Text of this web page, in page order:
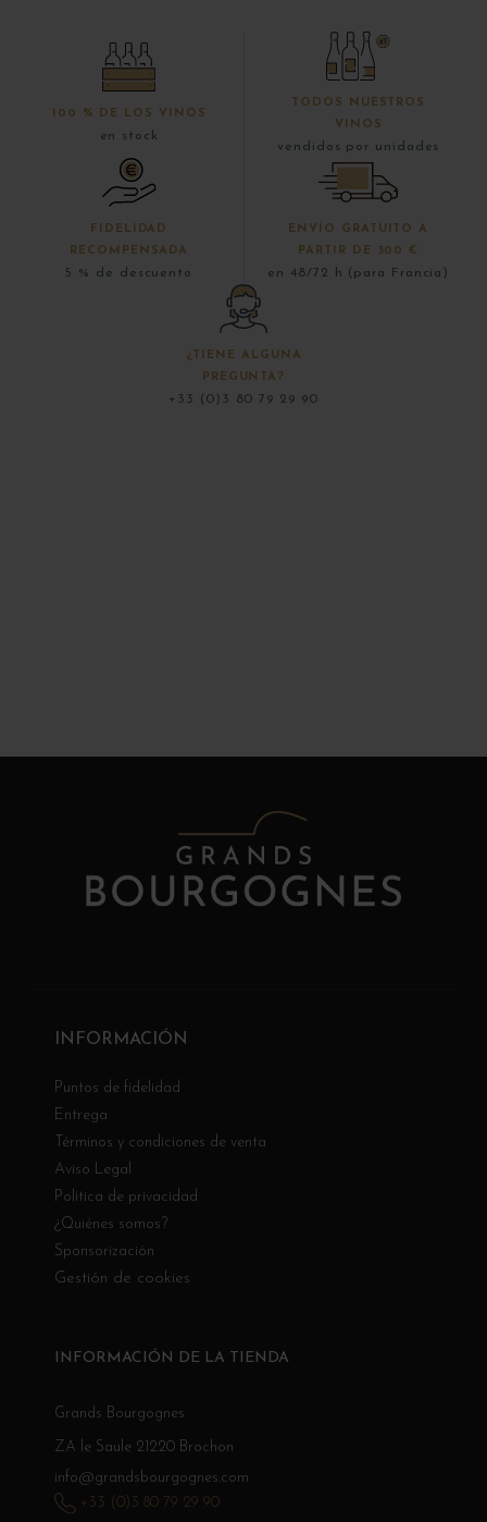
100 % DE LOS VINOS
en stock
TODOS NUESTROS
VINOS
vendidos por unidades
FIDELIDAD
RECOMPENSADA
5 % de descuento
ENVÍO GRATUITO A
PARTIR DE 300 €
en 48/72 h (para Francia)
¿TIENE ALGUNA
PREGUNTA?
+33 (0)3 80 79 29 90
INFORMACIÓN
Puntos de fidelidad
Entrega
Términos y condiciones de venta
Aviso Legal
Política de privacidad
¿Quiénes somos?
Sponsorización
Gestión de cookies
INFORMACIÓN DE LA TIENDA
Grands Bourgognes
ZA le Saule 21220 Brochon
info@grandsbourgognes.com
+33 (0)3 80 79 29 90